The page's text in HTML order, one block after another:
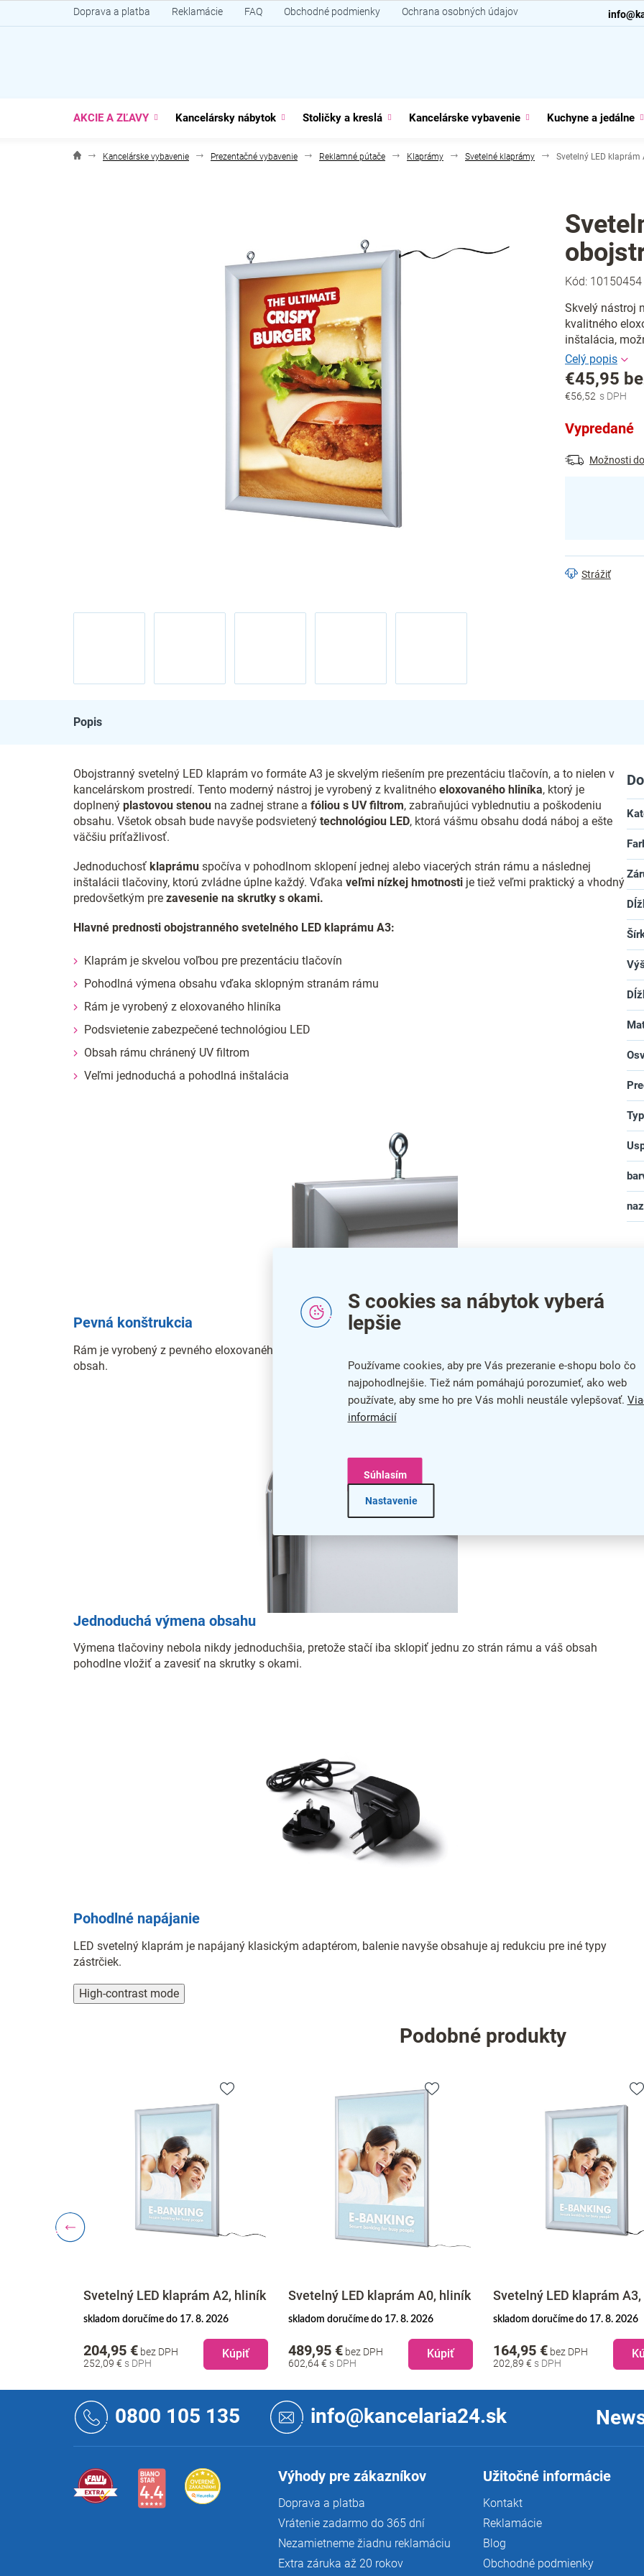
S cookies sa nábytok vyberá
lepšie
Používame cookies, aby pre Vás prezeranie e-shopu bolo čo
najpohodlnejšie. Tiež nám pomáhajú porozumieť, ako web
používate, aby sme ho pre Vás mohli neustále vylepšovať.
informácií
Nastavenie
Súhlasím
na
Doprava a platba Reklamácie FAQ Obchodné podmienky Ochrana osobných údajov
AKCIE A ZĽAVY Kancelársky nábytok Stoličky a kreslá Kancelárske vybavenie Kuchyne a jedálne
Kancelárske vybavenie Prezentačné vybavenie Reklamné pútače Klaprámy Svetelné klaprámy Svetelný LED
Kód: 10150454
Skvelý nástroj
kvalitného
inštalácia,
€56,52
€45,95
Jednotková
Vypredané
Možnosti
Strážiť
Popis
Obojstranný svetelný LED klaprám vo formáte A3 je skvelým riešením pre prezentáciu tlačovín, a to nielen v
kancelárskom prostredí. Tento moderný nástroj je vyrobený z kvalitného eloxovaného hliníka, ktorý je
doplnený plastovou stenou na zadnej strane a fóliou s UV filtrom, zabraňujúci vyblednutiu a poškodeniu
obsahu. Všetok obsah bude navyše podsvietený technológiou LED, ktorá vášmu obsahu dodá náboj a ešte
väčšiu príťažlivosť.
Jednoduchosť klaprámu spočíva v pohodlnom sklopení jednej alebo viacerých strán rámu a následnej
inštalácii tlačoviny, ktorú zvládne úplne každý. Vďaka veľmi nízkej hmotnosti je tiež veľmi praktický a vhodný
predovšetkým pre zavesenie na skrutky s okami.
Hlavné prednosti obojstranného svetelného LED klaprámu A3:
Klaprám je skvelou voľbou pre prezentáciu tlačovín
Pohodlná výmena obsahu vďaka sklopným stranám rámu
Rám je vyrobený z eloxovaného hliníka
Podsvietenie zabezpečené technológiou LED
Obsah rámu chránený UV filtrom
Veľmi jednoduchá a pohodlná inštalácia
Pevná konštrukcia
Rám je vyrobený z pevného eloxovaného hliníka, ktorý je veľmi odolný a spoľahlivo tak ochráni prezentovaný
obsah.
Jednoduchá výmena obsahu
Výmena tlačoviny nebola nikdy jednoduchšia, pretože stačí iba sklopiť jednu zo strán rámu a váš obsah
pohodlne vložiť a zavesiť na skrutky s okami.
Pohodlné napájanie
LED svetelný klaprám je napájaný klasickým adaptérom, balenie navyše obsahuje aj redukciu pre iné typy
zástrčiek.
High-contrast mode
Podobné produkty
Svetelný LED klaprám A2, hliník
skladom doručíme do 17. 8. 2026
252,09 €
204,95 € bez DPH Kúpiť
Svetelný LED klaprám A0, hliník
skladom doručíme do 17. 8. 2026
602,64 €
489,95 € bez DPH Kúpiť
Svetelný LED klaprám
skladom doručíme do 17. 8. 2026
202,89 €
164,95 € bez DPH
0800 105 135 info@kancelaria24.sk
Výhody pre zákazníkov
Doprava a platba
Vrátenie zadarmo do 365 dní
Nezamietneme žiadnu reklamáciu
Extra záruka až 20 rokov
Užitočné informácie
Kontakt
Reklamácie
Blog
Obchodné podmienky